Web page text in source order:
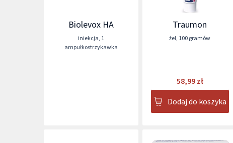
Biolevox HA
iniekcja, 1
ampułkostrzykawka
Traumon
żel, 100 gramów
58,99 zł
Dodaj do koszyka